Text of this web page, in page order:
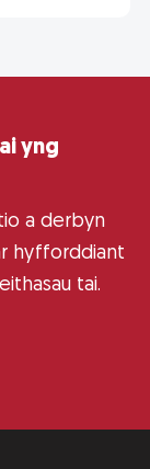
yng
a derbyn
hyfforddiant
tai.